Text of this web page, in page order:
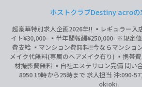
ホストクラブDestiny acroの
超豪華特別求人企画2026年‼︎ ▪️レギュラー入
イト¥30,000- ▪️半年間報酬¥250,000- ※規定
費支給 ▪️マンション費無料‼︎今ならマンショ
メイク代無料(専属のヘアメイク有り) ▪️携帯
材撮影費無料 ▪️自社エステサロン完備 問い
8950 19時から25時まで 求人担当 沖:090-
okioki.